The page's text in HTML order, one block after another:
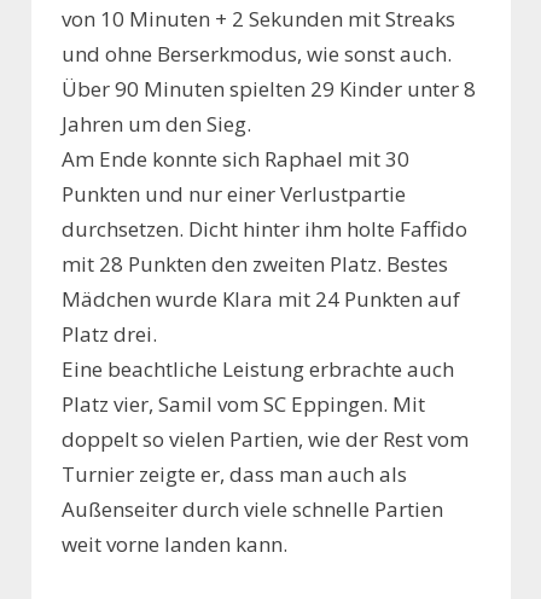
von 10 Minuten + 2 Sekunden mit Streaks
und ohne Berserkmodus, wie sonst auch.
Über 90 Minuten spielten 29 Kinder unter 8
Jahren um den Sieg.
Am Ende konnte sich Raphael mit 30
Punkten und nur einer Verlustpartie
durchsetzen. Dicht hinter ihm holte Faffido
mit 28 Punkten den zweiten Platz. Bestes
Mädchen wurde Klara mit 24 Punkten auf
Platz drei.
Eine beachtliche Leistung erbrachte auch
Platz vier, Samil vom SC Eppingen. Mit
doppelt so vielen Partien, wie der Rest vom
Turnier zeigte er, dass man auch als
Außenseiter durch viele schnelle Partien
weit vorne landen kann.